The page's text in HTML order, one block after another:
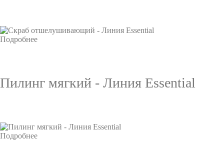
Подробнее
Пилинг мягкий - Линия Essential
Подробнее